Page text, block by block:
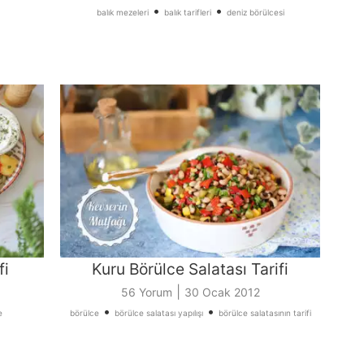
balık mezeleri• balık tarifleri• deniz börülcesi
Kuru Börülce Salatası Tarifi
56 Yorum 30 Ocak 2012
börülce• börülce salatası yapılışı• börülce salatasının tarifi